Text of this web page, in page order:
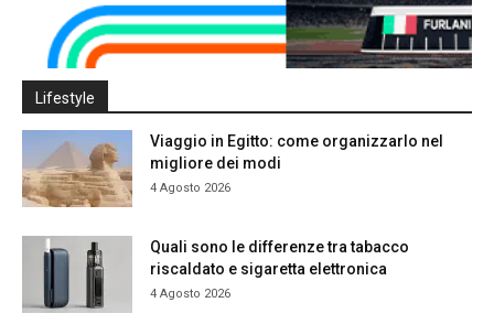
Lifestyle
Viaggio in Egitto: come organizzarlo nel
migliore dei modi
4 Agosto 2026
Quali sono le differenze tra tabacco
riscaldato e sigaretta elettronica
4 Agosto 2026